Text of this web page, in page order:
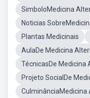
SimboloMedicina
Noticias
Plantas Medicinais
AulaDe Medicina
TécnicasDe Medicina
Projeto SocialDe
CulminânciaMedicina